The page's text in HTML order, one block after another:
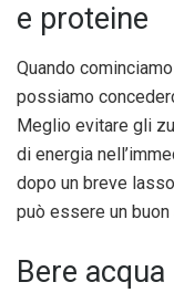
e proteine
Quando
possiamo
Meglio evitare gli
di energia
dopo un breve
può essere un
Bere acqua